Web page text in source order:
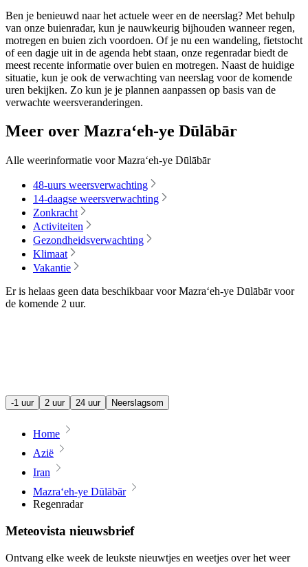
Ben je benieuwd naar het actuele weer en de neerslag? Met behulp
van onze buienradar, kun je nauwkeurig bijhouden wanneer regen,
motregen en buien zich voordoen. Of je nu een wandeling, fietstocht
of een dagje uit in de agenda hebt staan, onze regenradar biedt de
meest recente informatie over buien en motregen. Naast de huidige
situatie, kun je ook de verwachting van neerslag voor de komende
uren bekijken. Zo kun je je plannen aanpassen op basis van de
verwachte weersveranderingen.
Meer over Mazra‘eh-ye Dūlābār
Alle weerinformatie voor Mazra‘eh-ye Dūlābār
48-uurs weersverwachting
14-daagse weersverwachting
Zonkracht
Activiteiten
Gezondheidsverwachting
Klimaat
Vakantie
Er is helaas geen data beschikbaar voor Mazra‘eh-ye Dūlābār voor
de komende 2 uur.
-1 uur 2 uur 24 uur Neerslagsom
Home
Azië
Iran
Mazra‘eh-ye Dūlābār
Regenradar
Meteovista nieuwsbrief
Ontvang elke week de leukste nieuwtjes en weetjes over het weer